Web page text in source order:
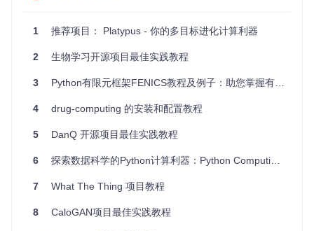
的进化算法应用会创建一个进化器对象并执行进化过程。
3. 项目的配置文件介绍
inspyred的设计强调灵活性和可定制性，而不是依赖于固定的
通过参数传递给算法来配置进化过程、粒子群优化等。这些配
设置种群大小、迭代次数等。
例如，配置一个遗传算法可能如下所示：
1 推荐项目： Platypus - 你的多目标进化计算利器
2 生物学习开源项目最佳实践教程
3 Python有限元框架FENICS教程及例子：助您掌握有限元分析的艺术
4 drug-computing 的安装和配置教程
5 DanQ 开源项目最佳实践教程
6 探索数据科学的Python计算利器：Python Computing for Data Science
7 What The Thing 项目教程
8 CaloGAN项目最佳实践教程